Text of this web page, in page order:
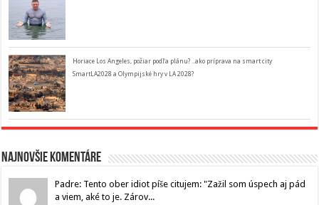
Horiace Los Angeles, požiar podľa plánu? ..ako príprava na smart city
SmartLA2028 a Olympijské hry v LA 2028?
Najnovšie komentáre
Padre: Tento ober idiot píše citujem: "Zažil som úspech aj pád
a viem, aké to je. Zárov...